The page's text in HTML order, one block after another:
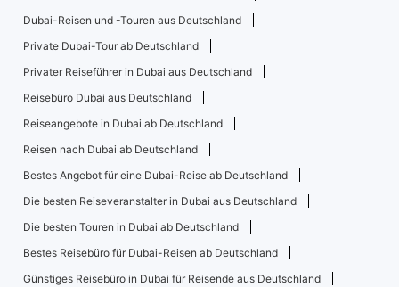
Dubai-Reisen und -Touren aus Deutschland
Private Dubai-Tour ab Deutschland
Privater Reiseführer in Dubai aus Deutschland
Reisebüro Dubai aus Deutschland
Reiseangebote in Dubai ab Deutschland
Reisen nach Dubai ab Deutschland
Bestes Angebot für eine Dubai-Reise ab Deutschland
Die besten Reiseveranstalter in Dubai aus Deutschland
Die besten Touren in Dubai ab Deutschland
Bestes Reisebüro für Dubai-Reisen ab Deutschland
Günstiges Reisebüro in Dubai für Reisende aus Deutschland